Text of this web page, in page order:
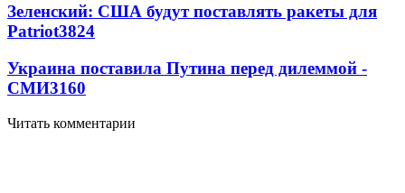
Зеленский: США будут поставлять ракеты для
Patriot3824
Украина поставила Путина перед дилеммой -
СМИ3160
Читать комментарии